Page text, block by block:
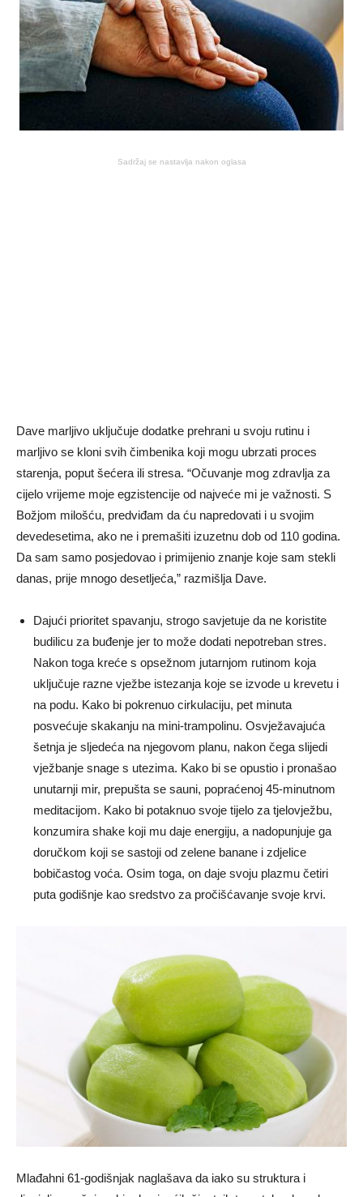
Sadržaj se nastavlja nakon oglasa
Dave marljivo uključuje dodatke prehrani u svoju rutinu i
marljivo se kloni svih čimbenika koji mogu ubrzati proces
starenja, poput šećera ili stresa. “Očuvanje mog zdravlja za
cijelo vrijeme moje egzistencije od najveće mi je važnosti. S
Božjom milošću, predviđam da ću napredovati i u svojim
devedesetima, ako ne i premašiti izuzetnu dob od 110 godina.
Da sam samo posjedovao i primijenio znanje koje sam stekli
danas, prije mnogo desetljeća,” razmišlja Dave.
Dajući prioritet spavanju, strogo savjetuje da ne koristite
budilicu za buđenje jer to može dodati nepotreban stres.
Nakon toga kreće s opsežnom jutarnjom rutinom koja
uključuje razne vježbe istezanja koje se izvode u krevetu i
na podu. Kako bi pokrenuo cirkulaciju, pet minuta
posvećuje skakanju na mini-trampolinu. Osvježavajuća
šetnja je sljedeća na njegovom planu, nakon čega slijedi
vježbanje snage s utezima. Kako bi se opustio i pronašao
unutarnji mir, prepušta se sauni, popraćenoj 45-minutnom
meditacijom. Kako bi potaknuo svoje tijelo za tjelovježbu,
konzumira shake koji mu daje energiju, a nadopunjuje ga
doručkom koji se sastoji od zelene banane i zdjelice
bobičastog voća. Osim toga, on daje svoju plazmu četiri
puta godišnje kao sredstvo za pročišćavanje svoje krvi.
Mlađahni 61-godišnjak naglašava da iako su struktura i